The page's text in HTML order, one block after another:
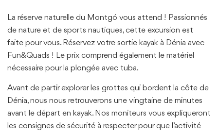
La réserve naturelle du Montgó vous attend ! Passionnés
de nature et de sports nautiques, cette excursion est
faite pour vous. Réservez votre sortie kayak à Dénia avec
Fun&Quads ! Le prix comprend également le matériel
nécessaire pour la plongée avec tuba.
Avant de partir explorer les grottes qui bordent la côte de
Dénia, nous nous retrouverons une vingtaine de minutes
avant le départ en kayak. Nos moniteurs vous expliqueront
les consignes de sécurité à respecter pour que l’activité